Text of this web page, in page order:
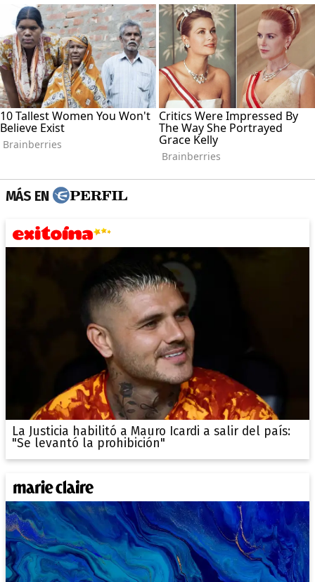
MÁS EN
La Justicia habilitó a Mauro Icardi a salir del país:
"Se levantó la prohibición"